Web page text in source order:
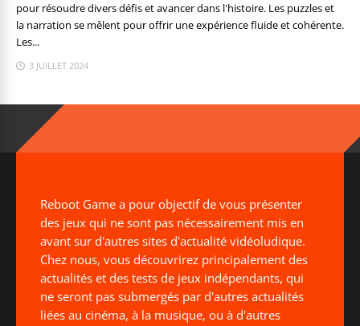
pour résoudre divers défis et avancer dans l'histoire. Les puzzles et
la narration se mêlent pour offrir une expérience fluide et cohérente.
Les...
3 JUILLET 2024
Reboot Game a pour objectif de vous présenter
des jeux qui ne sont pas nécessairement mis en
avant sur d'autres sites d'actualité vidéoludique.
Chez nous, vous découvrirez principalement des
actualités et des tests de jeux indépendants, qui
ne seront pas submergés par d'autres actualités
liées au cinéma, à la musique, ou à d'autres